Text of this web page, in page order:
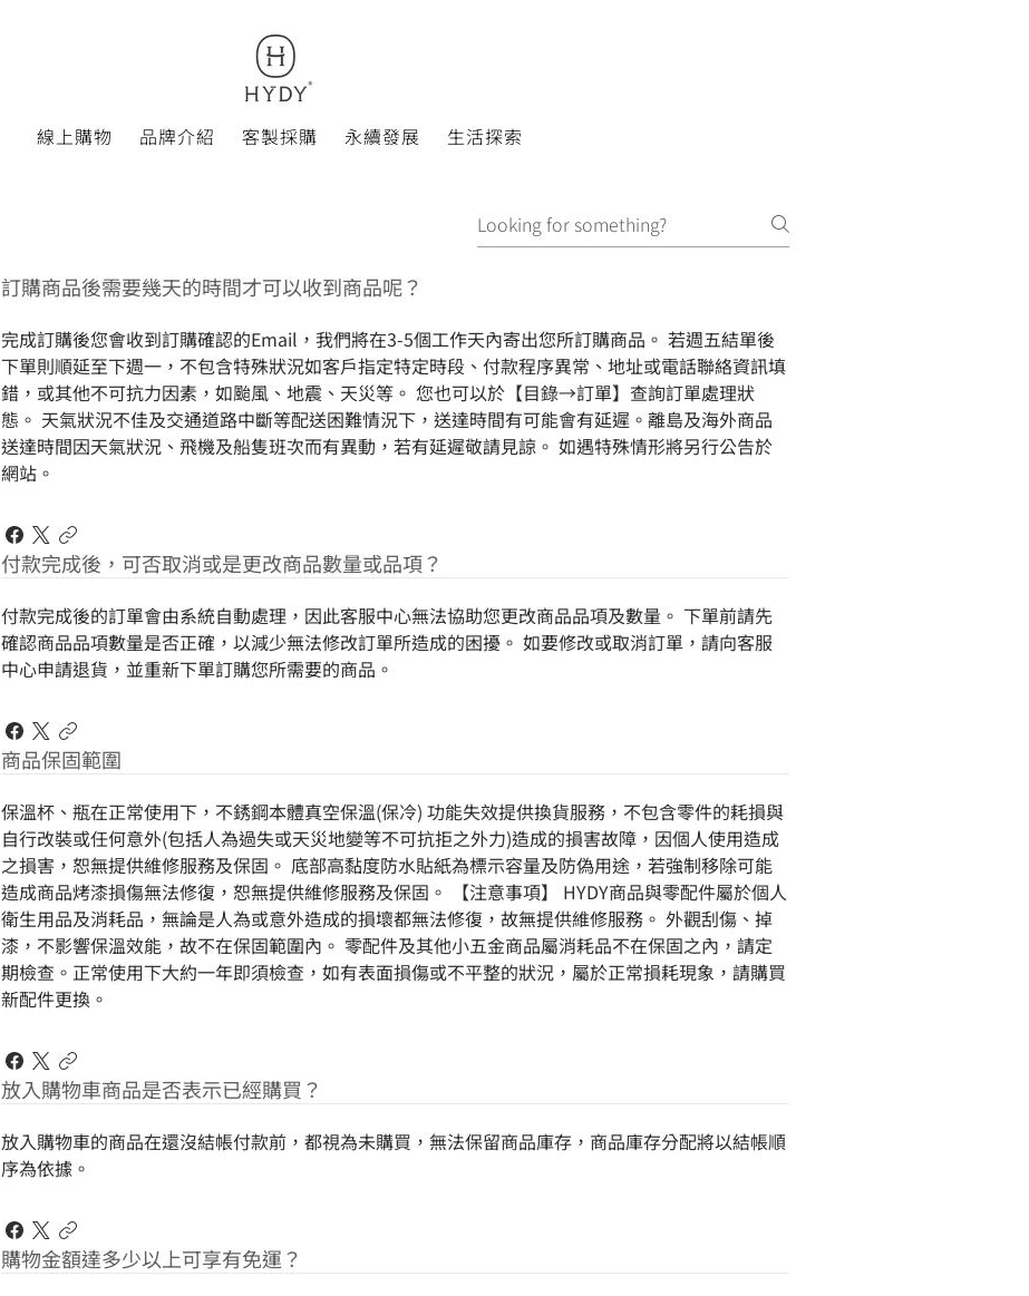
線上購物 品牌介紹 客製採購 永續發展 生活探索
訂購商品後需要幾天的時間才可以收到商品呢？
完成訂購後您會收到訂購確認的Email，我們將在3-5個工作天內寄出您所訂購商品。 若週五結單後
下單則順延至下週一，不包含特殊狀況如客戶指定特定時段、付款程序異常、地址或電話聯絡資訊填
錯，或其他不可抗力因素，如颱風、地震、天災等。 您也可以於【目錄→訂單】查詢訂單處理狀
態。 天氣狀況不佳及交通道路中斷等配送困難情況下，送達時間有可能會有延遲。離島及海外商品
送達時間因天氣狀況、飛機及船隻班次而有異動，若有延遲敬請見諒。 如遇特殊情形將另行公告於
網站。
付款完成後，可否取消或是更改商品數量或品項？
付款完成後的訂單會由系統自動處理，因此客服中心無法協助您更改商品品項及數量。 下單前請先
確認商品品項數量是否正確，以減少無法修改訂單所造成的困擾。 如要修改或取消訂單，請向客服
中心申請退貨，並重新下單訂購您所需要的商品。
商品保固範圍
保溫杯、瓶在正常使用下，不銹鋼本體真空保溫(保冷) 功能失效提供換貨服務，不包含零件的耗損與
自行改裝或任何意外(包括人為過失或天災地變等不可抗拒之外力)造成的損害故障，因個人使用造成
之損害，恕無提供維修服務及保固。 底部高黏度防水貼紙為標示容量及防偽用途，若強制移除可能
造成商品烤漆損傷無法修復，恕無提供維修服務及保固。 【注意事項】 HYDY商品與零配件屬於個人
衛生用品及消耗品，無論是人為或意外造成的損壞都無法修復，故無提供維修服務。 外觀刮傷、掉
漆，不影響保溫效能，故不在保固範圍內。 零配件及其他小五金商品屬消耗品不在保固之內，請定
期檢查。正常使用下大約一年即須檢查，如有表面損傷或不平整的狀況，屬於正常損耗現象，請購買
新配件更換。
放入購物車商品是否表示已經購買？
放入購物車的商品在還沒結帳付款前，都視為未購買，無法保留商品庫存，商品庫存分配將以結帳順
序為依據。
購物金額達多少以上可享有免運？